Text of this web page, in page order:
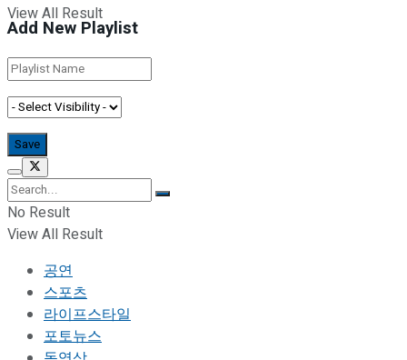
View All Result
Add New Playlist
No Result
View All Result
공연
스포츠
라이프스타일
포토뉴스